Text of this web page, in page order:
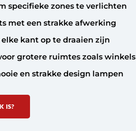
specifieke zones te verlichten
met een strakke afwerking
kant op te draaien zijn
grotere ruimtes zoals winkels
en strakke design lampen
IS?